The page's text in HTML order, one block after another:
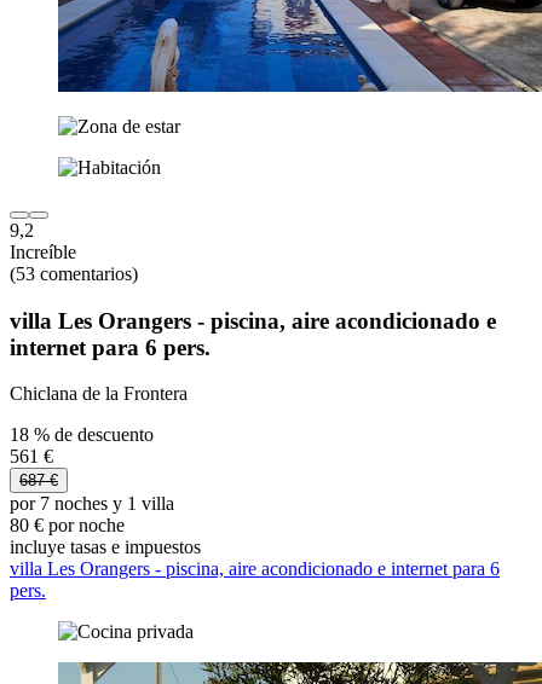
9,2
Increíble
(53 comentarios)
villa Les Orangers - piscina, aire acondicionado e
internet para 6 pers.
Chiclana de la Frontera
18 % de descuento
561 €
687 €
por 7 noches y 1 villa
80 € por noche
incluye tasas e impuestos
villa Les Orangers - piscina, aire acondicionado e internet para 6
pers.